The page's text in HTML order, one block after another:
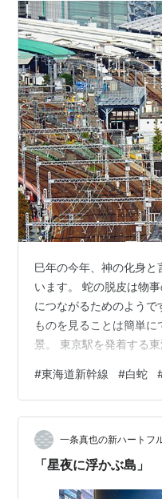
巳年の今年、神の化身と
います。 蛇の脱皮は物
につながるためのよう
ものを見ることは簡単
景。 東京駅を発着する
ので、クネクネ感が増し
つぶやきたくなるお姿
東海道新幹線でけっこ
に、この白い車体カラー
ん（笑） JR東日本のカ
#東海道新幹線 #白蛇
一条真也の新ハートフ
「星夜に浮かぶ島」